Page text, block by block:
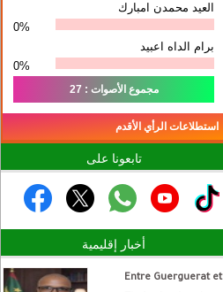
العيد محمدن امبارك
0%
برام الداه اعبيد
0%
مجموع الأصوات : 27
استطلاعات الرأي الأقدم
تابعونا على
أخبار إقليمية
Entre Guerguerat et